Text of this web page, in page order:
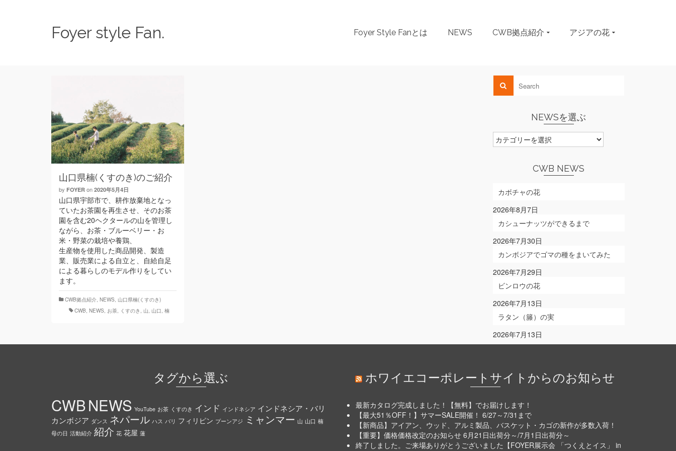
Foyer style Fan. Foyer Style Fanとは NEWS CWB拠点紹介 アジアの花
山口県楠(くすのき)のご紹介
by FOYER on 2020年5月4日
山口県宇部市で、耕作放棄地となっ
ていたお茶園を再生させ、そのお茶
園を含む20ヘクタールの山を管理し
ながら、お茶・ブルーベリー・お
米・野菜の栽培や養鶏、
生産物を使用した商品開発、製造
業、販売業による自立と、自給自足
による暮らしのモデル作りをしてい
ます。
CWB拠点紹介, NEWS, 山口県楠(くすのき)
CWB, NEWS, お茶, くすのき , 山, 山口, 楠
NEWSを選ぶ
NEWS
を
CWB NEWS
カボチャの花
2026年8月7日
カシューナッツができるまで
2026年7月30日
カンボジアでゴマの種をまいてみた
2026年7月29日
ビンロウの花
2026年7月13日
ラタン（籐）の実
2026年7月13日
タグから選ぶ
CWBNEWS YouTube お茶 くすのき インド インドネシア インドネシア・バリ
カンボジア ダンス ネパール ハス バリ フィリピン プーンアジ ミャンマー 山 山口 楠
母の日 活動紹介 紹介 花 花屋 蓮
ホワイエコーポレートサイトからのお知らせ
最新カタログ完成しました！【無料】でお届けします！
【最大51％OFF！】サマーSALE開催！ 6/27～7/31まで
【新商品】アイアン、ウッド、アルミ製品、バスケット・カゴの新作が多数入荷！
【重要】価格価格改定のお知らせ 6月21日出荷分～/7月1日出荷分～
終了しました。ご来場ありがとうございました【FOYER展示会 「つくえとイス」 in